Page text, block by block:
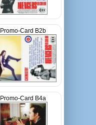
Promo-Card B2b
Promo-Card B4a